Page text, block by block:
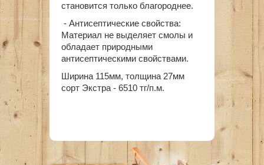
становится только благороднее.
- Антисептические свойства:
Материал не выделяет смолы и
обладает природными
антисептическими свойствами.
Ширина 115мм, толщина 27мм
сорт Экстра - 6510 тг/п.м.